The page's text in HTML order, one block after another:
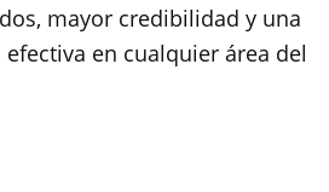
mayor credibilidad y una
en cualquier área del